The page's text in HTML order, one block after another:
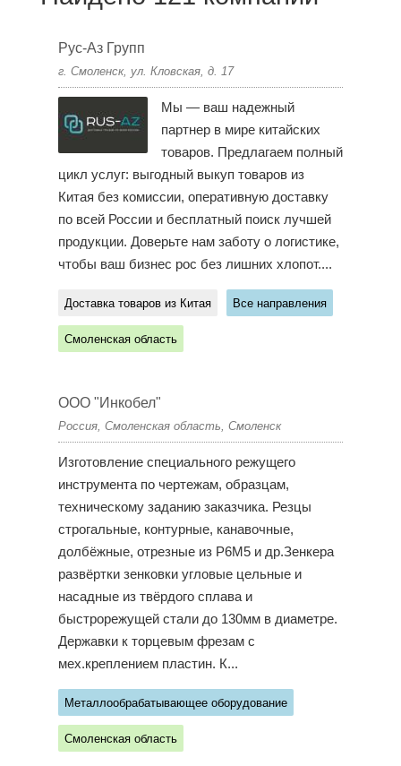
Рус-Аз Групп
г. Смоленск, ул. Кловская, д. 17
Мы — ваш надежный
партнер в мире китайских
товаров. Предлагаем полный
цикл услуг: выгодный выкуп товаров из
Китая без комиссии, оперативную доставку
по всей России и бесплатный поиск лучшей
продукции. Доверьте нам заботу о логистике,
чтобы ваш бизнес рос без лишних хлопот....
Доставка товаров из Китая Все направления
Смоленская область
ООО "Инкобел"
Россия, Смоленская область, Смоленск
Изготовление специального режущего
инструмента по чертежам, образцам,
техническому заданию заказчика. Резцы
строгальные, контурные, канавочные,
долбёжные, отрезные из Р6М5 и др.Зенкера
развёртки зенковки угловые цельные и
насадные из твёрдого сплава и
быстрорежущей стали до 130мм в диаметре.
Державки к торцевым фрезам с
мех.креплением пластин. К...
Металлообрабатывающее оборудование
Смоленская область